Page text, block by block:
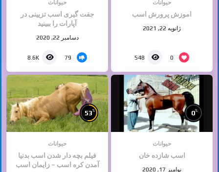
حیوانات
اموزش پرورش اسب
ژانویه 22, 2021
0
548
حیوانات
جفت گیری اسب تزیینی در
آپارات را ببینید
دسامبر 22, 2020
79
8.6K
0%
حیوانات
اسب شازده خان
نوامبر 17, 2020
53%
حیوانات
فیلم بچه دار شدن اسب بدنیا
آمدن کره اسب – زایمان اسب